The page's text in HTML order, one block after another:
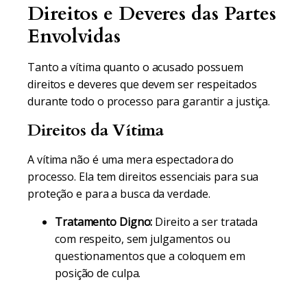
Direitos e Deveres das Partes
Envolvidas
Tanto a vítima quanto o acusado possuem
direitos e deveres que devem ser respeitados
durante todo o processo para garantir a justiça.
Direitos da Vítima
A vítima não é uma mera espectadora do
processo. Ela tem direitos essenciais para sua
proteção e para a busca da verdade.
Tratamento Digno: Direito a ser tratada
com respeito, sem julgamentos ou
questionamentos que a coloquem em
posição de culpa.